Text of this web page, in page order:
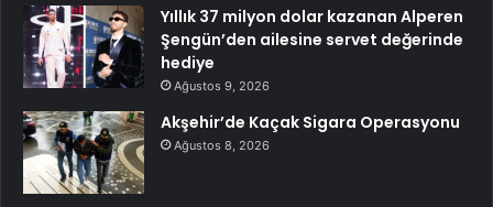
Yıllık 37 milyon dolar kazanan Alperen
Şengün’den ailesine servet değerinde
hediye
Ağustos 9, 2026
Akşehir’de Kaçak Sigara Operasyonu
Ağustos 8, 2026